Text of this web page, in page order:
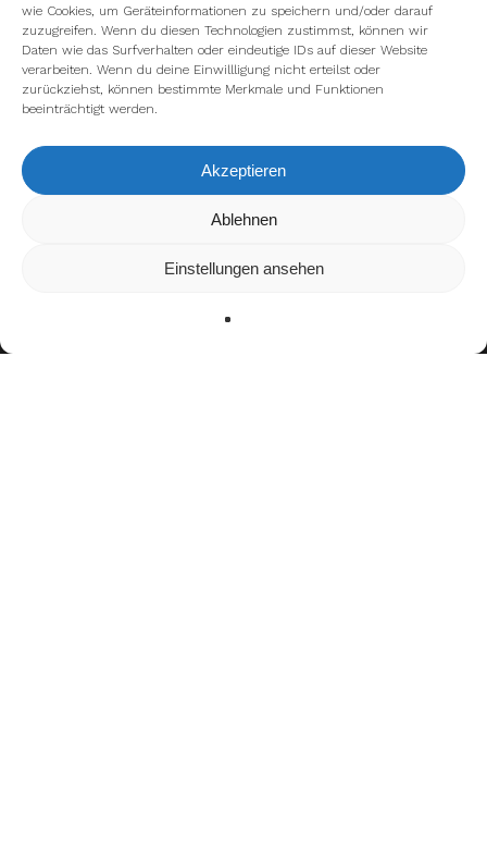
wie Cookies, um Geräteinformationen zu speichern und/oder darauf
zuzugreifen. Wenn du diesen Technologien zustimmst, können wir
Daten wie das Surfverhalten oder eindeutige IDs auf dieser Website
verarbeiten. Wenn du deine Einwillligung nicht erteilst oder
zurückziehst, können bestimmte Merkmale und Funktionen
beeinträchtigt werden.
Akzeptieren
Ablehnen
Einstellungen ansehen
Wir verwenden Cookies, um dir die bestmögliche Erfahrung auf
kannst du erfahren, welche Cookies wir
verwenden oder sie ausschalten.